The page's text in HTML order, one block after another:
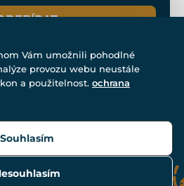
www.drakkaria.cz 2007-2026.
Vám umožnili pohodlné
provozu webu neustále
a použitelnost. ochrana
Souhlasím